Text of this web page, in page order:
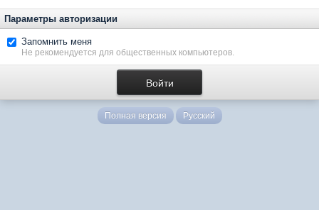
Параметры авторизации
Запомнить меня
Не рекомендуется для общественных компьютеров.
Полная версия Русский